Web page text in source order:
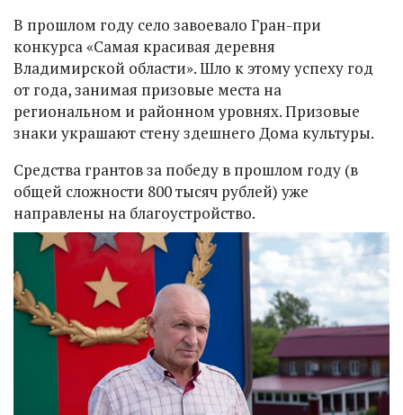
В прошлом году село завоевало Гран-при
конкурса «Самая красивая деревня
Владимирской области». Шло к этому успеху год
от года, занимая призовые места на
региональном и районном уровнях. Призовые
знаки украшают стену здешнего Дома культуры.
Средства грантов за победу в прошлом году (в
общей сложности 800 тысяч рублей) уже
направлены на благоустройство.